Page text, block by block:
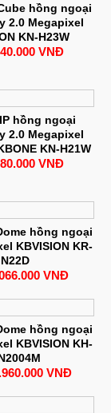
hồng ngoại
2.0 Megapixel
KN-H23W
VNĐ
hồng ngoại
2.0 Megapixel
KN-H21W
VNĐ
hồng ngoại
KBVISION KR-
N22D
VNĐ
hồng ngoại
KBVISION KH-
VNĐ